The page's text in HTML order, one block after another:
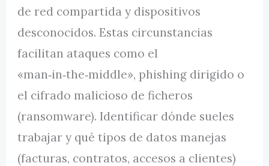
de red compartida y dispositivos
desconocidos. Estas circunstancias
facilitan ataques como el
«man‑in‑the‑middle», phishing dirigido o
el cifrado malicioso de ficheros
(ransomware). Identificar dónde sueles
trabajar y qué tipos de datos manejas
(facturas, contratos, accesos a clientes)